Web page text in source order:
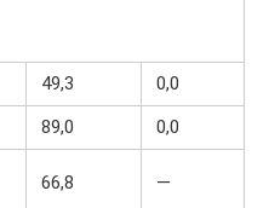
49,3 0,0
89,0 0,0
66,8 —